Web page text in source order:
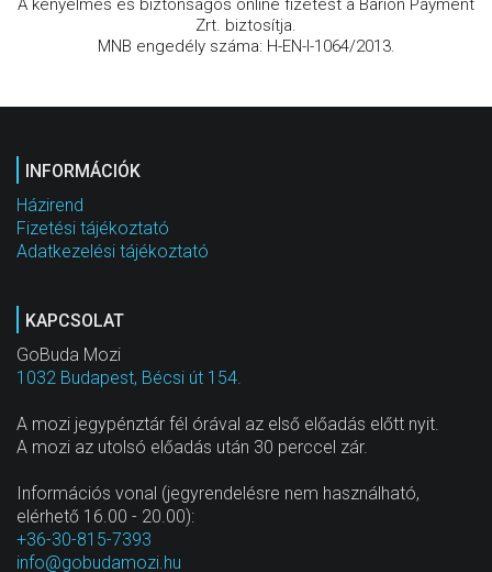
A kényelmes és biztonságos online fizetést a Barion Payment
Zrt. biztosítja.
MNB engedély száma: H-EN-I-1064/2013.
INFORMÁCIÓK
Házirend
Fizetési tájékoztató
Adatkezelési tájékoztató
KAPCSOLAT
GoBuda Mozi
1032 Budapest, Bécsi út 154.
A mozi jegypénztár fél órával az első előadás előtt nyit.
A mozi az utolsó előadás után 30 perccel zár.
Információs vonal (jegyrendelésre nem használható,
elérhető 16.00 - 20.00):
+36-30-815-7393
info@gobudamozi.hu